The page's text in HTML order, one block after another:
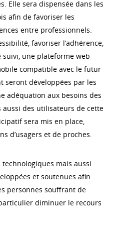
Elle sera dispensée dans les
afin de favoriser les
entre professionnels.
favoriser l’adhérence,
suivi, une plateforme web
compatible avec le futur
seront développées par les
adéquation aux besoins des
aussi des utilisateurs de cette
sera mis en place,
d’usagers et de proches.
mais aussi
et soutenues afin
personnes souffrant de
diminuer le recours